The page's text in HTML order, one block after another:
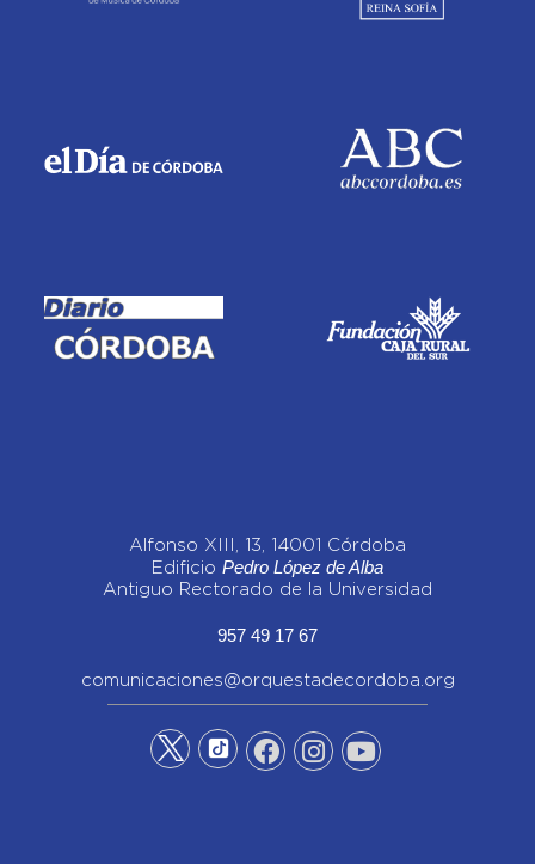
Alfonso XIII, 13, 14001 Córdoba
Edificio Pedro López de Alba
Antiguo Rectorado de la Universidad
957 49 17 67
comunicaciones@orquestadecordoba.org